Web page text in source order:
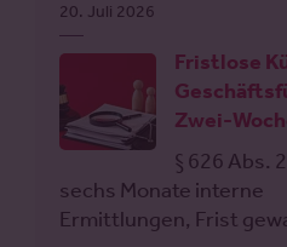
20. Juli 2026
Fristlose
Zwei-
§ 626 Abs.
sechs Monate interne
Ermittlungen, Frist